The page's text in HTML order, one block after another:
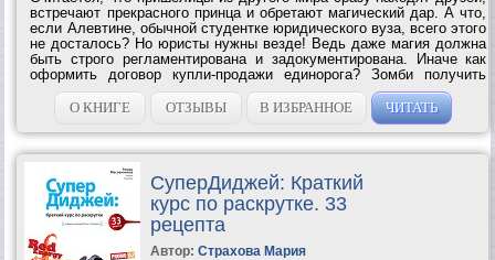
встречают прекрасного принца и обретают магический дар. А что,
если Алевтине, обычной студентке юридического вуза, всего этого
не досталось? Но юристы нужны везде! Ведь даже магия должна
быть строго регламентирована и задокументирована. Иначе как
оформить договор купли-продажи единорога? Зомби получить
законный отпуск? Оборотню отстоять право на вой в ночное...
О КНИГЕ
ОТЗЫВЫ В ИЗБРАННОЕ ЧИТАТЬ
СуперДиджей: Краткий
курс по раскрутке. 33
рецепта
Автор: Страхова Мария